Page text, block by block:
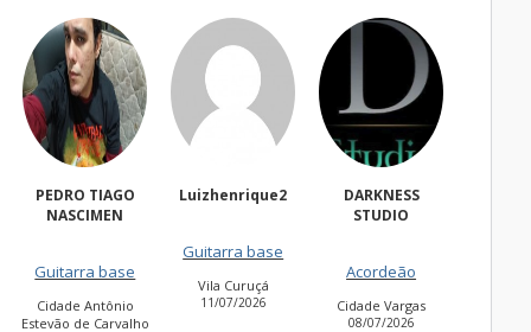
Luizhenrique2
Vila Curuçá
11/07/2026
DARKNESS
Cidade Vargas
Bacharell
Cidade Jardim
30/06/2026